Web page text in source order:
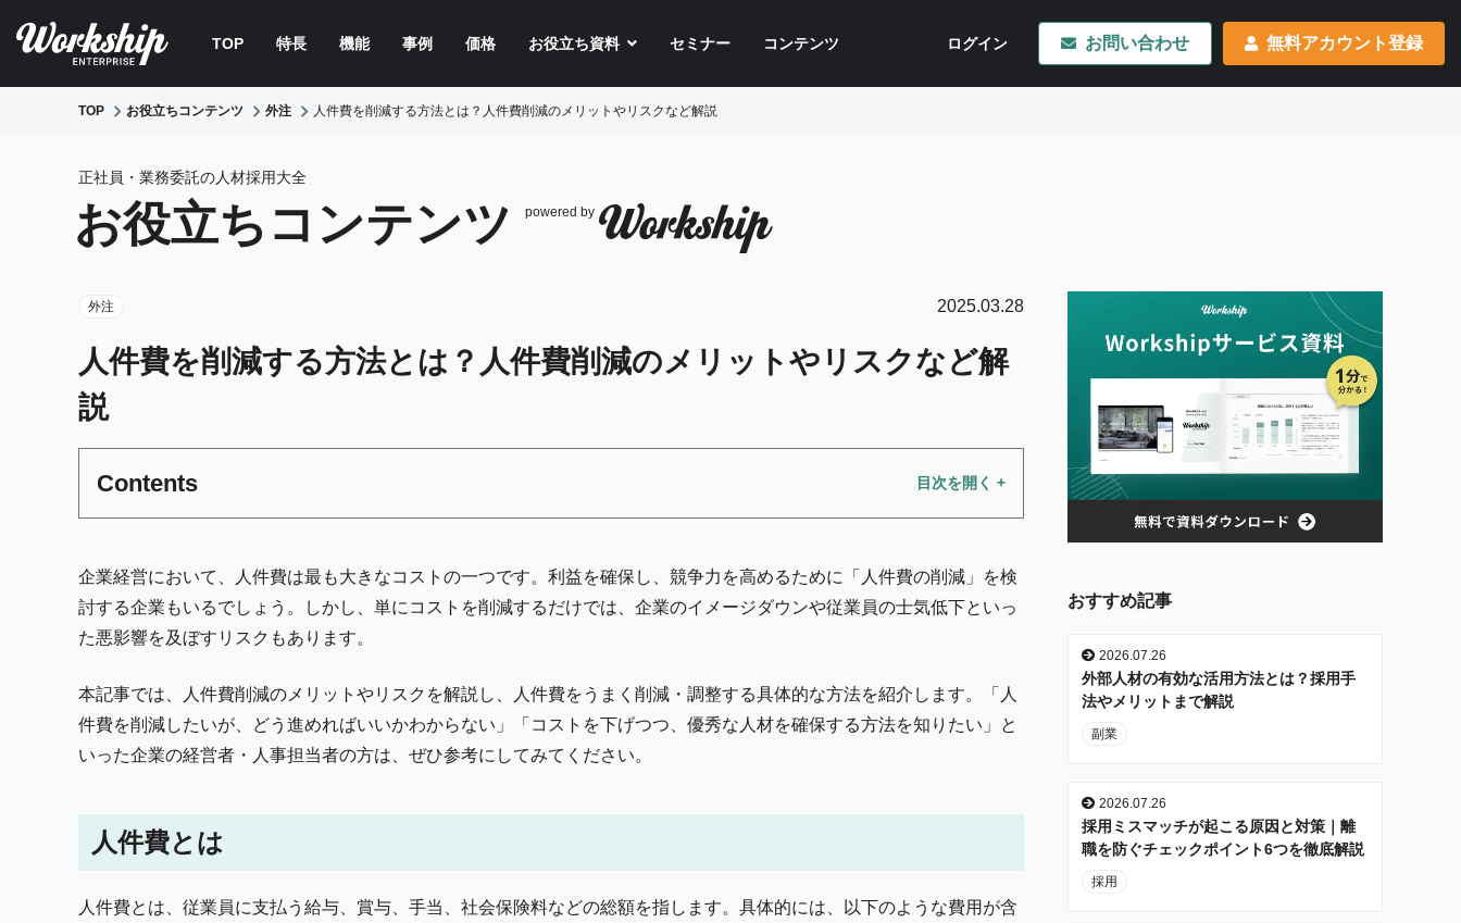
TOP 特長 機能 事例 価格 お役立ち資料 セミナー コンテンツ ログイン お問い合わせ 無料アカウント登録
TOP お役立ちコンテンツ 外注 人件費を削減する方法とは？人件費削減のメリットやリスクなど解説
正社員・業務委託の人材採用大全
お役立ちコンテンツ powered by
外注 2025.03.28
人件費を削減する方法とは？人件費削減のメリットやリスクなど解
説
Contents
企業経営において、人件費は最も大きなコストの一つです。利益を確保し、競争力を高めるために「人件費の削減」を検
討する企業もいるでしょう。しかし、単にコストを削減するだけでは、企業のイメージダウンや従業員の士気低下といっ
た悪影響を及ぼすリスクもあります。
本記事では、人件費削減のメリットやリスクを解説し、人件費をうまく削減・調整する具体的な方法を紹介します。「人
件費を削減したいが、どう進めればいいかわからない」「コストを下げつつ、優秀な人材を確保する方法を知りたい」と
いった企業の経営者・人事担当者の方は、ぜひ参考にしてみてください。
人件費とは
人件費とは、従業員に支払う給与、賞与、手当、社会保険料などの総額を指します。具体的には、以下のような費用が含
おすすめ記事
2026.07.26
外部人材の有効な活用方法とは？採用手
法やメリットまで解説
副業
2026.07.26
採用ミスマッチが起こる原因と対策｜離
職を防ぐチェックポイント6つを徹底解説
採用